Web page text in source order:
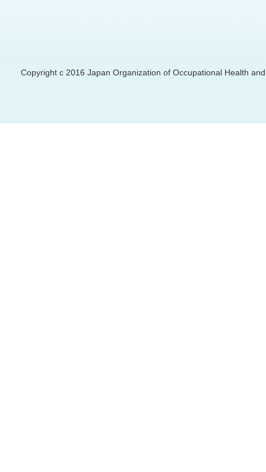
Copyright c 2016 Japan Organization of Occupational Health